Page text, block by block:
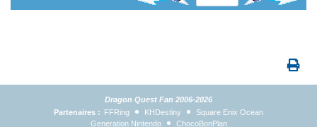
Dragon Quest Fan 2006-2026
Partenaires : FFRing KHDestiny
Square Enix Ocean
Generation Nintendo
ChocoBonPlan